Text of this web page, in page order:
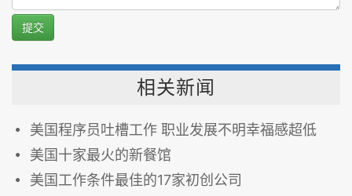
提交
相关新闻
美国程序员吐槽工作 职业发展不明幸福感超低
美国十家最火的新餐馆
美国工作条件最佳的17家初创公司